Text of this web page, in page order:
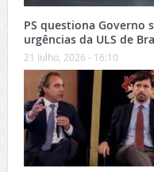
PS questiona Governo
urgências da ULS de
21 Julho, 2026 - 16:10